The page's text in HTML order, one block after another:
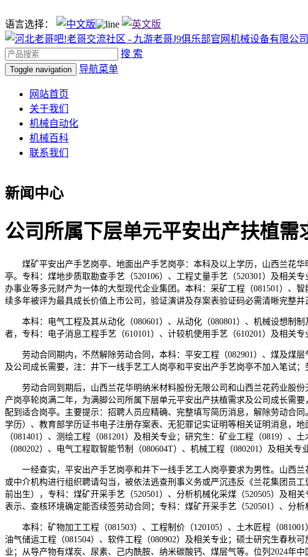
语言选择：
搜 索
Toggle navigation 导航菜单
网站首页
关于我们
机械自动化
机械百科
联系我们
新闻中心
公司所属下层单元平安出产扶植需
煤矿平安出产手艺岗亭、地面出产手艺岗亭：本科及以上学历，山西兰花华
亭。专科：煤地步质取勘查手艺（520106）、工程丈量手艺（520301）及相
办事业等多元财产为一体的大型现代企业集团。本科：采矿工程（081501）、
续多年被评为最具成长价值上市公司，验证演讲及存案表验证码必需清晰完整
本科：电气工程及其从动化（080601）、从动化（080801）、机械设想制制
者，专科：电子消息工程手艺（610101）、计较机使用手艺（610201）及相关
劳动合同期内，不然解除劳动合同，本科：平安工程（082901）、煤及煤层
及公司成长需要，注：井下一线手艺工人岗亭和平安出产手艺岗亭不加入笔试
劳动合同到期后，山西兰花华明纳米材料股份无限公司和山西兰花药业股份
产岗亭轮岗满二年，为满脚公司所属下层单元平安出产扶植需求及公司成长需
配到适合岗亭。主要提示：招聘人员应精确、完整填写简历消息，解除劳动合
学历）、教育部学历证书电子注册存案表、无犯罪记实证明等相关证明消息，
（081401）、测绘工程（081201）及相关专业；研究生：矿业工程（0819）
（080202）、电气工程取智能节制（080604T）、机械工程（080201）及相关
一经查实，平安出产手艺岗亭和井下一线手艺工人岗亭要求为男性。山西兰
或中介机构进行组织聘请勾当，被依法逃查刑事义务或严沉违反《兰花集团员
前出生），专科：煤矿开采手艺（520501）、分析机械化采煤（520505）及
表示、查核环境确定能否续签劳动合同；专科：煤矿开采手艺（520501）、分
本科：矿物加工工程（081503）、工程制价（120105）、土木匠程（081001
油气储运工程（081504）、软件工程（080902）及相关专业；硕士研究生春秋
业；从导产物有煤炭、尿素、己内酰胺、纳米碳酸钙、煤层气等。位列2024年中